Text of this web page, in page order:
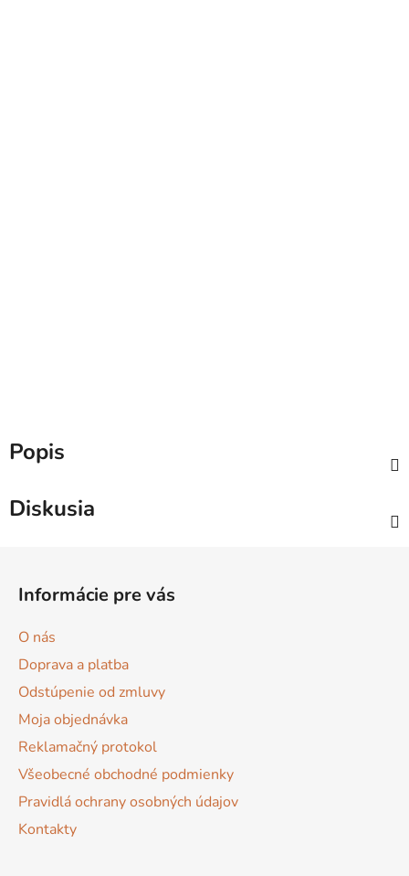
Popis
Diskusia
Informácie pre vás
O nás
Doprava a platba
Odstúpenie od zmluvy
Moja objednávka
Reklamačný protokol
Všeobecné obchodné podmienky
Pravidlá ochrany osobných údajov
Kontakty